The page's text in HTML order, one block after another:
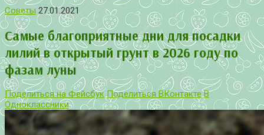
Советы 27.01.2021
Самые благоприятные дни для посадки
лилий в открытый грунт в 2026 году по
фазам луны
Поделиться на Фейсбук Поделиться ВКонтакте В
Одноклассники